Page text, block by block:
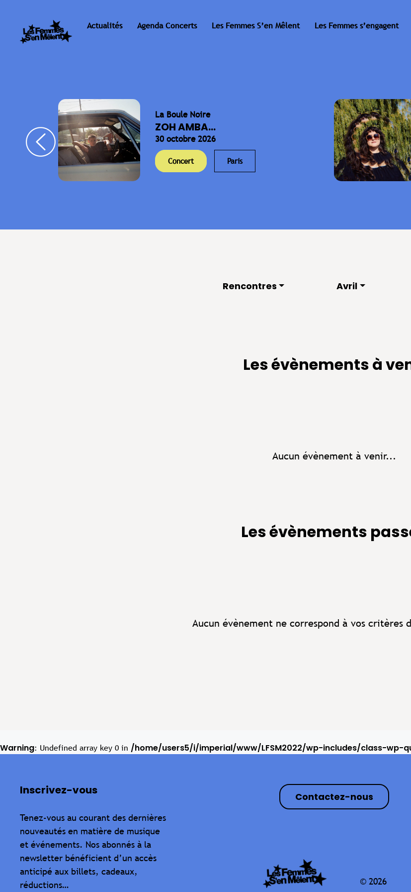
Actualités Agenda Concerts Les Femmes S’en Mêlent Les Femmes s’engagent
La Boule Noire
ZOH AMBA...
30 octobre 2026
Concert Paris
Rencontres Avril
Les évènements à
Aucun évènement à venir...
Les évènements
Aucun évènement ne correspond à vos critères
Warning: Undefined array key 0 in /home/users5/i/imperial/www/LFSM2022/wp-includes/class-wp-
Inscrivez-vous
Tenez-vous au courant des dernières
nouveautés en matière de musique
et événements. Nos abonnés à la
newsletter bénéficient d’un accès
anticipé aux billets, cadeaux,
réductions…
Contactez-nous
© 2026